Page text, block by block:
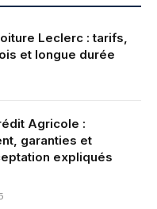
Leclerc : tarifs,
et longue durée
Agricole :
garanties et
expliqués